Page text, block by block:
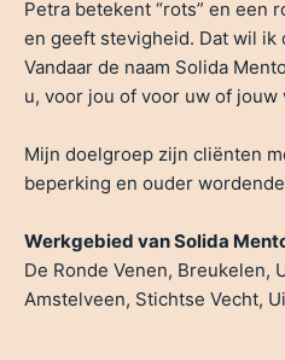
Petra betekent “rots” en een
en geeft stevigheid. Dat wil ik
Vandaar de naam Solida
u, voor jou of voor uw of jouw
Mijn doelgroep zijn cliënten
beperking en ouder
Werkgebied van Solida
De Ronde Venen, Breukelen,
Amstelveen, Stichtse Vecht,